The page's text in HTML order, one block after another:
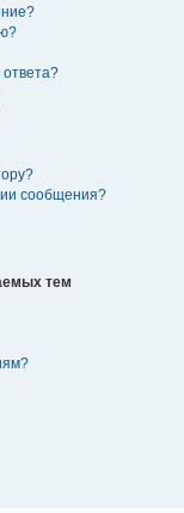
сообщения?
тем